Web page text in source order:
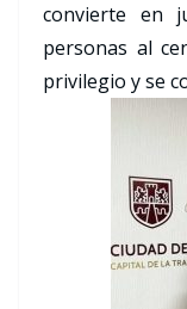
convierte en
personas al
privilegio y se